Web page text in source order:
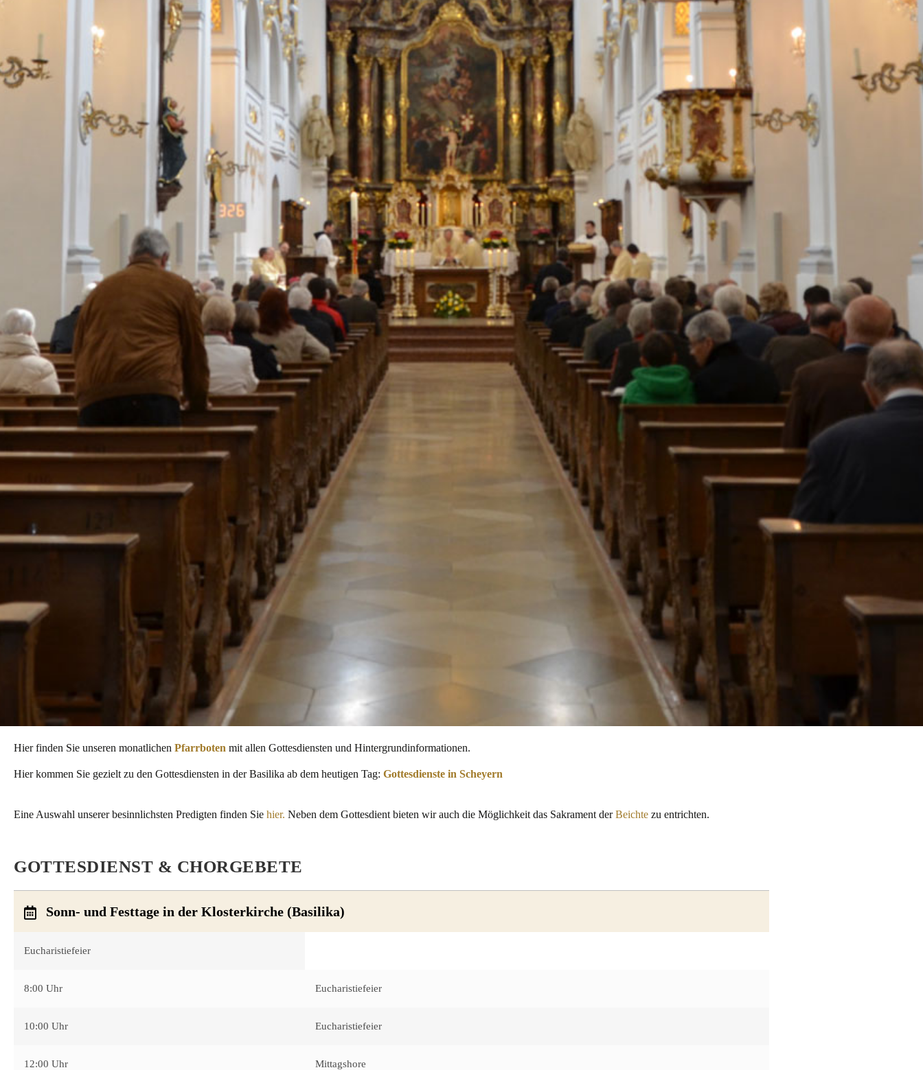
Hier finden Sie unseren monatlichen Pfarrboten mit allen Gottesdiensten und Hintergrundinformationen.
Hier kommen Sie gezielt zu den Gottesdiensten in der Basilika ab dem heutigen Tag: Gottesdienste in Scheyern
Eine Auswahl unserer besinnlichsten Predigten finden Sie hier. Neben dem Gottesdient bieten wir auch die Möglichkeit das Sakrament derBeichte zu entrichten.
GOTTESDIENST & CHORGEBETE
Sonn- und Festtage in der Klosterkirche (Basilika)
Eucharistiefeier
8:00 Uhr Eucharistiefeier
10:00 Uhr Eucharistiefeier
12:00 Uhr Mittagshore